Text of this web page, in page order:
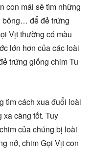
con mái sẽ tìm những
bông… để đẻ trứng
Vịt thường có màu
lớn hơn của các loài
trứng giống chim Tu
tìm cách xua đuổi loài
xa càng tốt. Tuy
của chúng bị loài
nở, chim Gọi Vịt con